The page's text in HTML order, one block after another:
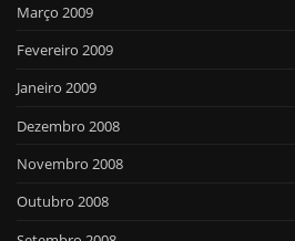
Março 2009
Fevereiro 2009
Janeiro 2009
Dezembro 2008
Novembro 2008
Outubro 2008